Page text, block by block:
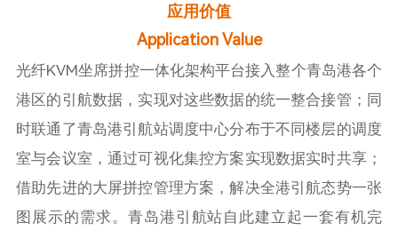
应用价值
Application Value
光纤KVM坐席拼控一体化架构平台接入整个青岛港各个
港区的引航数据，实现对这些数据的统一整合接管；同
时联通了青岛港引航站调度中心分布于不同楼层的调度
室与会议室，通过可视化集控方案实现数据实时共享；
借助先进的大屏拼控管理方案，解决全港引航态势一张
图展示的需求。青岛港引航站自此建立起一套有机完